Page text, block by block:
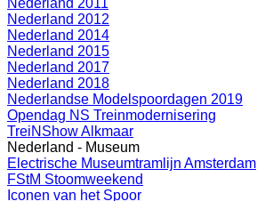
Nederland 2011
Nederland 2012
Nederland 2014
Nederland 2015
Nederland 2017
Nederland 2018
Nederlandse Modelspoordagen 2019
Opendag NS Treinmodernisering
TreiNShow Alkmaar
Nederland - Museum
Electrische Museumtramlijn Amsterdam
FStM Stoomweekend
Iconen van het Spoor